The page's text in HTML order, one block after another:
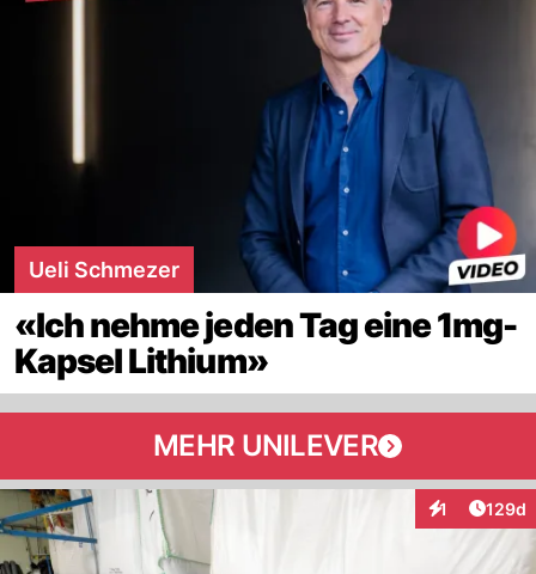
Ueli Schmezer
«Ich nehme jeden Tag eine 1mg-
Kapsel Lithium»
MEHR UNILEVER
1
Interaktionen
129d